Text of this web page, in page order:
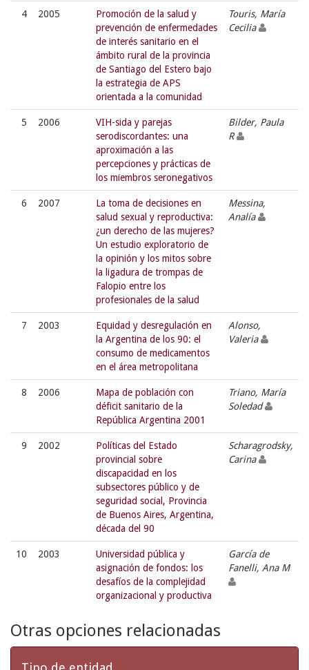
4 2005
Promoción de la salud y
prevención de enfermedades
de interés sanitario en el
ámbito rural de la provincia
de Santiago del Estero bajo
la estrategia de APS
orientada a la comunidad
Touris, María
Cecilia
5 2006
VIH-sida y parejas
serodiscordantes: una
aproximación a las
percepciones y prácticas de
los miembros seronegativos
Bilder, Paula
R
6 2007
La toma de decisiones en
salud sexual y reproductiva:
¿un derecho de las mujeres?
Un estudio exploratorio de
la opinión y los mitos sobre
la ligadura de trompas de
Falopio entre los
profesionales de la salud
Messina,
Analía
7 2003
Equidad y desregulación en
la Argentina de los 90: el
consumo de medicamentos
en el área metropolitana
Alonso,
Valeria
8 2006
Mapa de población con
déficit sanitario de la
República Argentina 2001
Triano, María
Soledad
9 2002
Políticas del Estado
provincial sobre
discapacidad en los
subsectores público y de
seguridad social, Provincia
de Buenos Aires, Argentina,
década del 90
Scharagrodsky,
Carina
10 2003
Universidad pública y
asignación de fondos: los
desafíos de la complejidad
organizacional y productiva
García de
Fanelli, Ana M
Otras opciones relacionadas